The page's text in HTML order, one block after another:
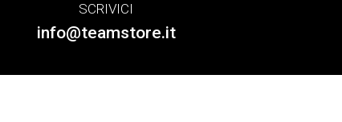
SCRIVICI
info@teamstore.it